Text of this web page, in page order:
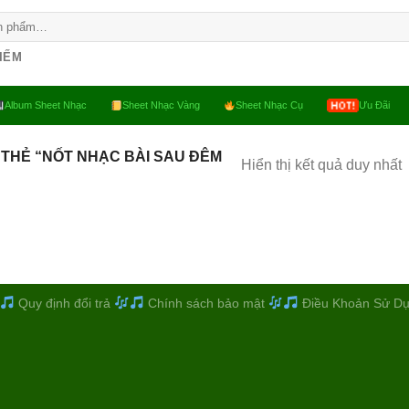
Album Sheet Nhạc Sheet Nhạc Vàng Sheet Nhạc Cụ Ưu Đãi
“NỐT NHẠC BÀI SAU ĐÊM Hiển thị kết quả duy nhất
Quy định đổi trả Chính sách bảo mật Điều Khoản Sử